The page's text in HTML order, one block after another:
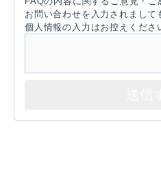
お問い合わせを入力されまして
個人情報の入力はお控えくださ